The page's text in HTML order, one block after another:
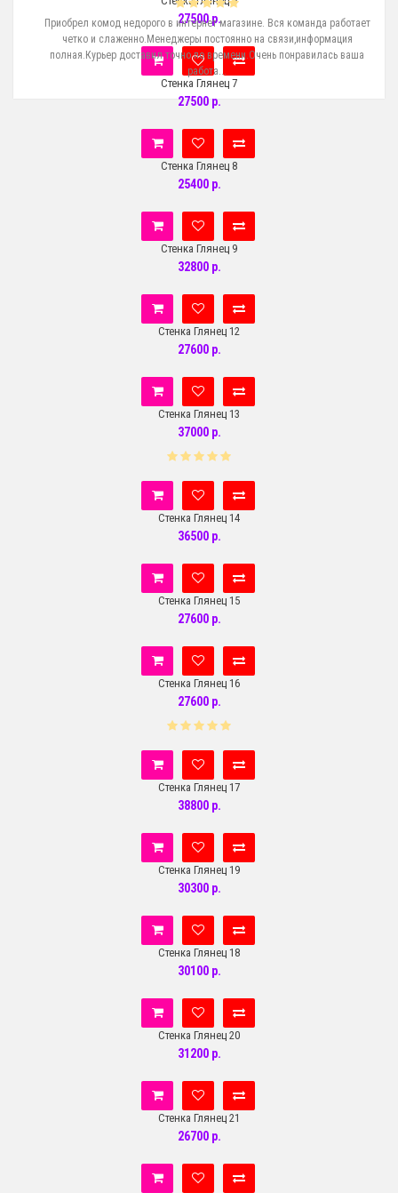
27500 р.
Стенка Глянец 7
27500 р.
Стенка Глянец 8
25400 р.
Стенка Глянец 9
32800 р.
Стенка Глянец 12
27600 р.
Стенка Глянец 13
37000 р.
Стенка Глянец 14
36500 р.
Стенка Глянец 15
27600 р.
Стенка Глянец 16
27600 р.
Стенка Глянец 17
38800 р.
Стенка Глянец 19
30300 р.
Стенка Глянец 18
30100 р.
Стенка Глянец 20
31200 р.
Стенка Глянец 21
26700 р.
Приобрел комод недорого в интернет магазине. Вся команда работает
четко и слаженно.Менеджеры постоянно на связи,информация
полная.Курьер доставил точно по времени.Очень понравилась ваша
работа...